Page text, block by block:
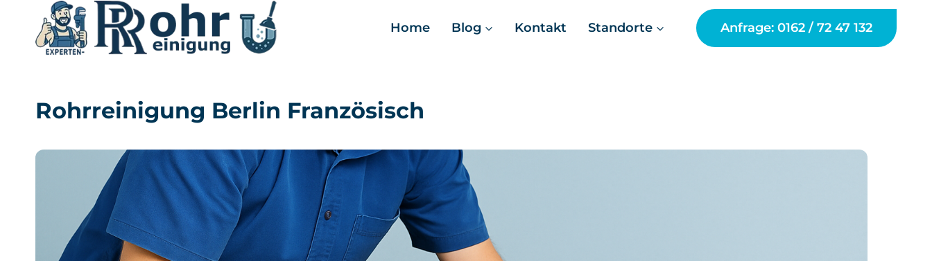
springen
Home Blog Kontakt Standorte Anfrage: 0162 / 72 47 132
Rohrreinigung Berlin Französisch